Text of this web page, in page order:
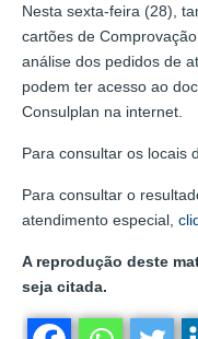
Nesta sexta-feira (28),
cartões de
análise dos pedidos de
podem ter acesso ao
Consulplan na internet.
Para consultar os locais
Para consultar o
atendimento especial,
A reprodução deste
seja citada.